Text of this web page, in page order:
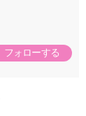
フォローする